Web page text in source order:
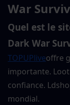
War
Quel est le
Dark War
TOPUPliveoffre
importante.
confiance.
mondial.